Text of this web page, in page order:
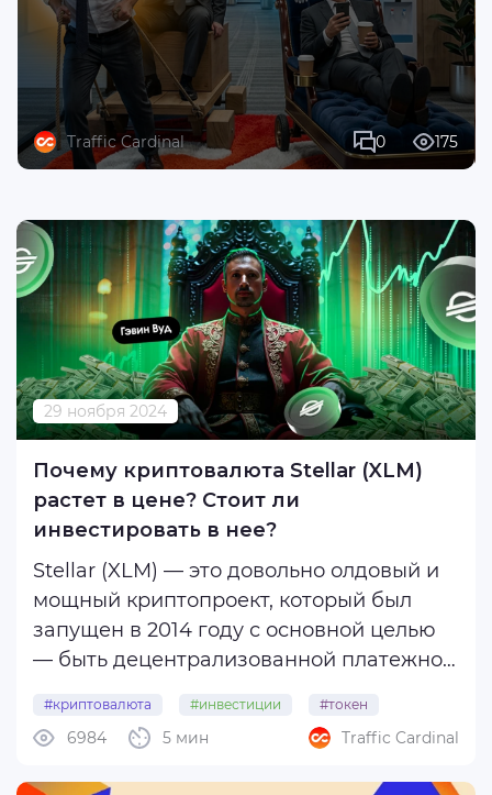
Traffic Cardinal 0 175
29 ноября 2024
Почему криптовалюта Stellar (XLM)
растет в цене? Стоит ли
инвестировать в нее?
Stellar (XLM) — это довольно олдовый и
мощный криптопроект, который был
запущен в 2014 году с основной целью
— быть децентрализованной платежной
Платформа Stellar использует
технологию блокчейна, чтобы
пользователи могли быстро и с очень
#криптовалюта #инвестиции #токен
#stellar_xlm 5 мин
6984 Traffic Cardinal